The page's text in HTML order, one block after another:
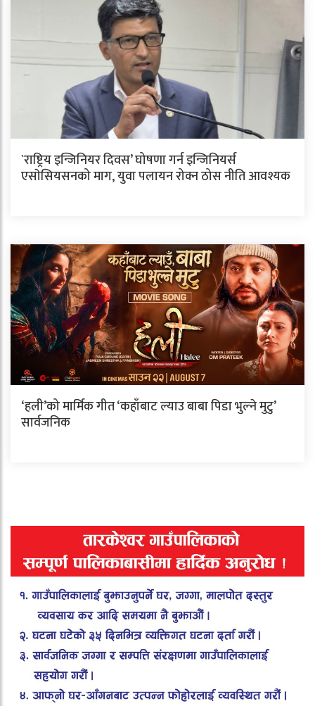
`राष्ट्रिय इन्जिनियर दिवस’ घोषणा गर्न इन्जिनियर्स
एसाेसियसनको माग, युवा पलायन रोक्न ठोस नीति आवश्यक
‘हली’को मार्मिक गीत ‘कहाँबाट ल्याउ बाबा पिडा भुल्ने मुटु’
सार्वजनिक